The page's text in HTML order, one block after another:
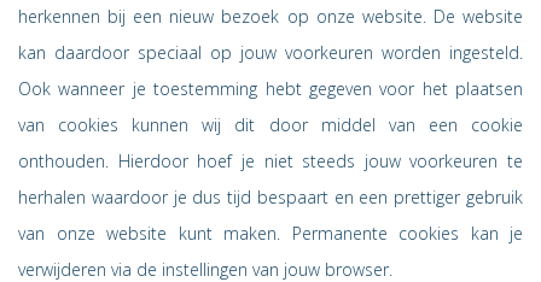
herkennen bij een nieuw bezoek op onze website. De website
kan daardoor speciaal op jouw voorkeuren worden ingesteld.
Ook wanneer je toestemming hebt gegeven voor het plaatsen
van cookies kunnen wij dit door middel van een cookie
onthouden. Hierdoor hoef je niet steeds jouw voorkeuren te
herhalen waardoor je dus tijd bespaart en een prettiger gebruik
van onze website kunt maken. Permanente cookies kan je
verwijderen via de instellingen van jouw browser.